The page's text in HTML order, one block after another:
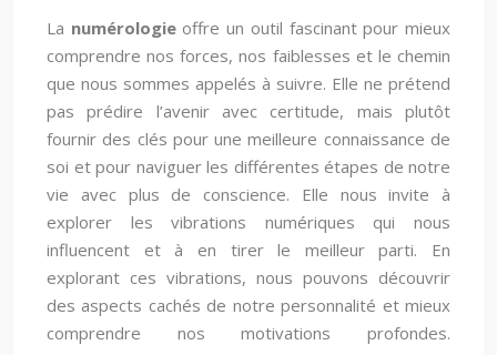
La numérologieoffre un outil fascinant pour mieux
comprendre nos forces, nos faiblesses et le chemin
que nous sommes appelés à suivre. Elle ne prétend
pas prédire l’avenir avec certitude, mais plutôt
fournir des clés pour une meilleure connaissance de
soi et pour naviguer les différentes étapes de notre
vie avec plus de conscience. Elle nous invite à
explorer les vibrations numériques qui nous
influencent et à en tirer le meilleur parti. En
explorant ces vibrations, nous pouvons découvrir
des aspects cachés de notre personnalité et mieux
comprendre nos motivations profondes.